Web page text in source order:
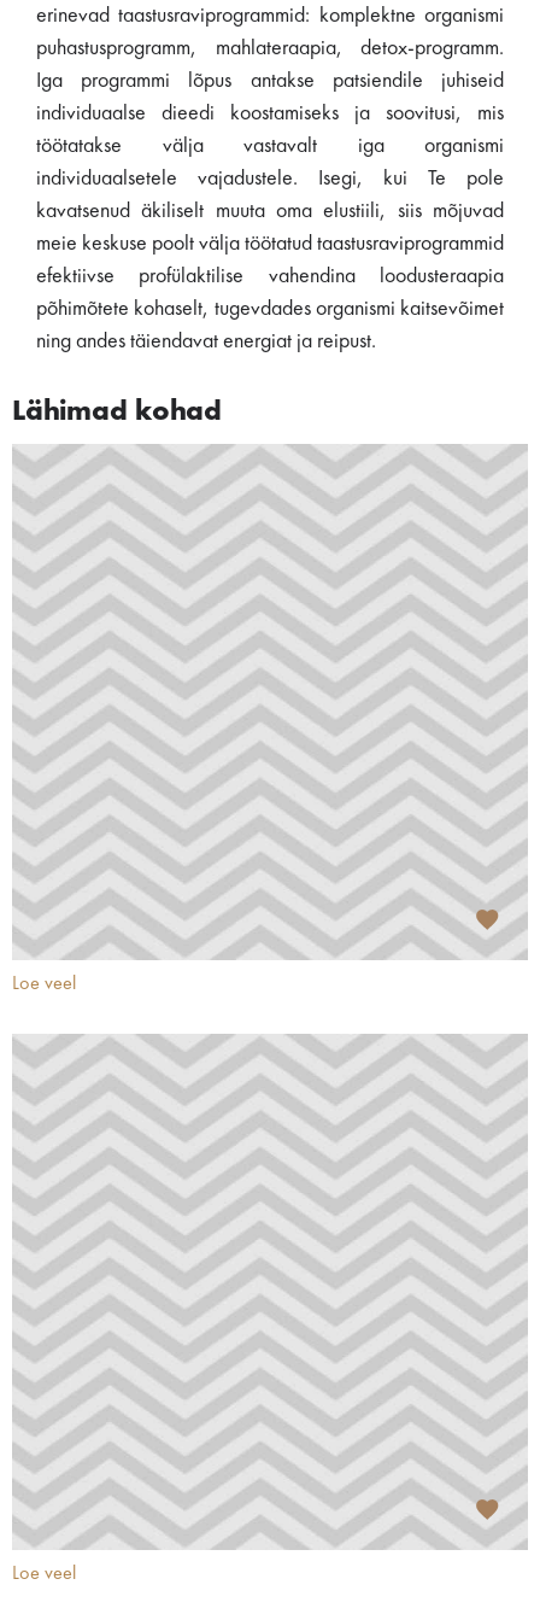
erinevad taastusraviprogrammid: komplektne organismi
puhastusprogramm, mahlateraapia, detox-programm.
Iga programmi lõpus antakse patsiendile juhiseid
individuaalse dieedi koostamiseks ja soovitusi, mis
töötatakse välja vastavalt iga organismi
individuaalsetele vajadustele. Isegi, kui Te pole
kavatsenud äkiliselt muuta oma elustiili, siis mõjuvad
meie keskuse poolt välja töötatud taastusraviprogrammid
efektiivse profülaktilise vahendina loodusteraapia
põhimõtete kohaselt, tugevdades organismi kaitsevõimet
ning andes täiendavat energiat ja reipust.
Lähimad kohad
Loe veel
Loe veel